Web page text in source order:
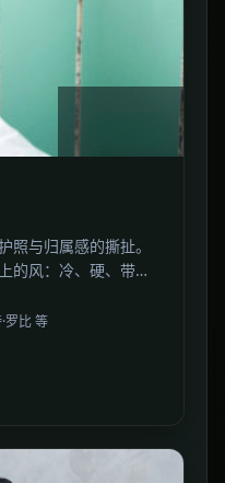
照与归属感的撕扯。
的风：冷、硬、带着
罗比 等